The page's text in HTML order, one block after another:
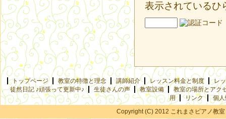
表示されているひ
トップページ 教室の特徴と理念 講師紹介 レッスン料金と制度
レ
徒然日記 ♪頑張って更新中♪
生徒さんの声 教室設備
教室の場所とアク
用
リンク
個
Copyright (C) 2012 これまさピアノ教